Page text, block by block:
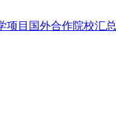
项目国外合作院校汇总